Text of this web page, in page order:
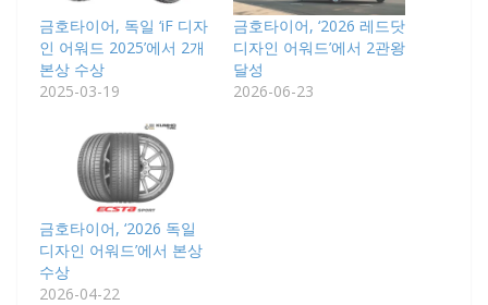
금호타이어, 독일 ‘iF 디자
인 어워드 2025’에서 2개
본상 수상
2025-03-19
금호타이어, ‘2026 레드닷
디자인 어워드’에서 2관왕
달성
2026-06-23
금호타이어, ‘2026 독일
디자인 어워드’에서 본상
수상
2026-04-22